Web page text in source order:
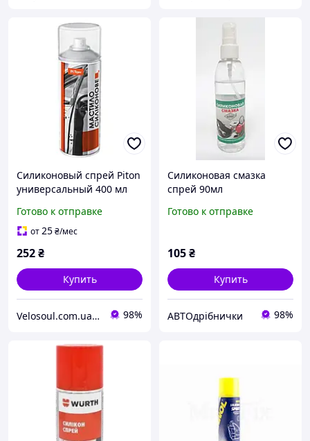
Силиконовый спрей Piton
универсальный 400 мл
Готово к отправке
от25₴/мес
252₴
Купить
Velosoul.com.ua — магазин качественных велотоваров от известных брендов. 98%
Силиконовая смазка
спрей 90мл
Готово к отправке
105₴
Купить
АВТОдрібнички 98%